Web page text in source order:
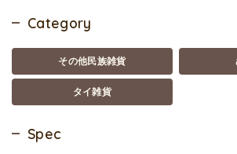
Category
その他民族雑貨
タイ雑貨
Spec